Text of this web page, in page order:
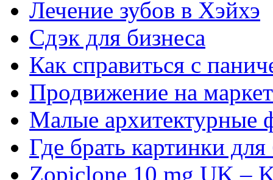
Лечение зубов в Хэйхэ
Сдэк для бизнеса
Как справиться с
Продвижение на
Малые архитектурные
Где брать картинки
Zopiclone 10 mg UK –